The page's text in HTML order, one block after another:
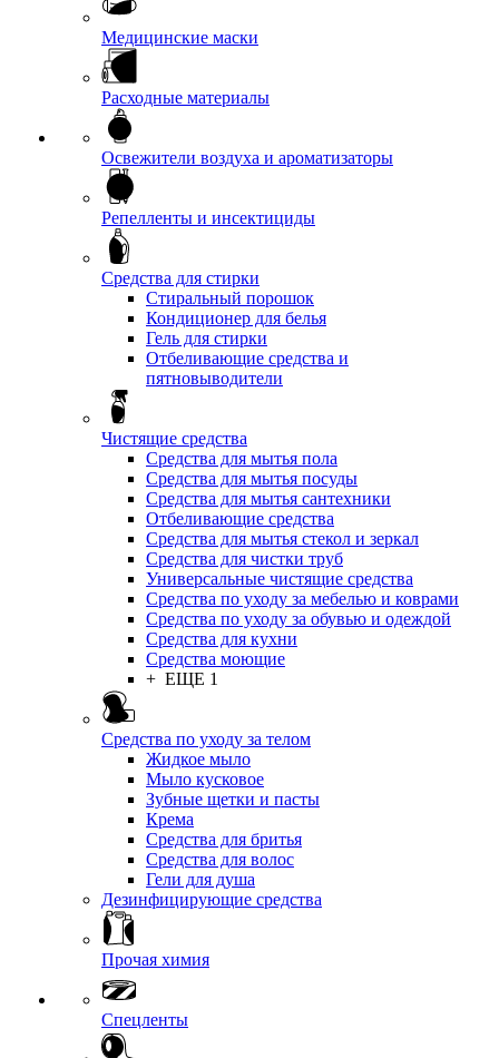
Медицинские маски
Расходные материалы
Освежители воздуха и ароматизаторы
Репелленты и инсектициды
Средства для стирки
Стиральный порошок
Кондиционер для белья
Гель для стирки
Отбеливающие средства и
пятновыводители
Чистящие средства
Средства для мытья пола
Средства для мытья посуды
Средства для мытья сантехники
Отбеливающие средства
Средства для мытья стекол и зеркал
Средства для чистки труб
Универсальные чистящие средства
Средства по уходу за мебелью и коврами
Средства по уходу за обувью и одеждой
Средства для кухни
Средства моющие
+ ЕЩЕ 1
Средства по уходу за телом
Жидкое мыло
Мыло кусковое
Зубные щетки и пасты
Крема
Средства для бритья
Средства для волос
Гели для душа
Дезинфицирующие средства
Прочая химия
Спецленты